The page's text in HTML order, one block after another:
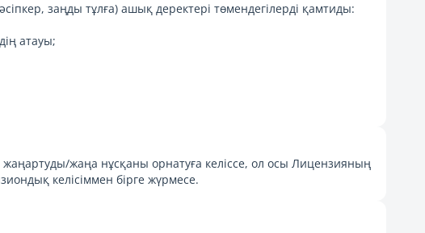
заңды тұлға) ашық деректері төмендегілерді қамтиды:
атауы;
жаңа нұсқаны орнатуға келіссе, ол осы Лицензияның
келісіммен бірге жүрмесе.